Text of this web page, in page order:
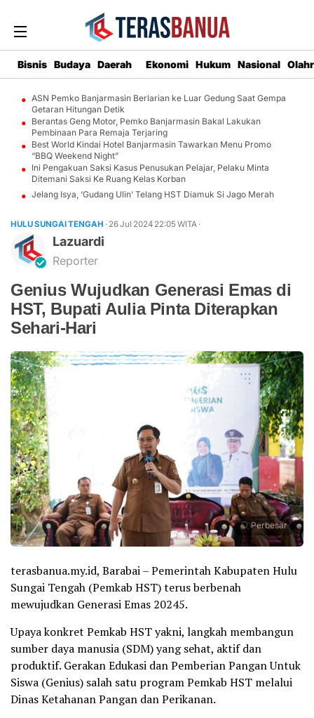
Bisnis Budaya Daerah Ekonomi Hukum Nasional
ASN Pemko Banjarmasin Berlarian ke Luar Gedung Saat Gempa
Getaran Hitungan Detik
Berantas Geng Motor, Pemko Banjarmasin Bakal Lakukan
Pembinaan Para Remaja Terjaring
Best World Kindai Hotel Banjarmasin Tawarkan Menu Promo
“BBQ Weekend Night”
Ini Pengakuan Saksi Kasus Penusukan Pelajar, Pelaku Minta
Ditemani Saksi Ke Ruang Kelas Korban
Jelang Isya, ‘Gudang Ulin’ Telang HST Diamuk Si Jago Merah
HULU SUNGAI TENGAH · 26 Jul 2024 22:05 WITA ·
Lazuardi
Reporter
Genius Wujudkan Generasi Emas di
HST, Bupati Aulia Pinta Diterapkan
Sehari-Hari
Perbesar
terasbanua.my.id, Barabai – Pemerintah Kabupaten Hulu
Sungai Tengah (Pemkab HST) terus berbenah
mewujudkan Generasi Emas 20245.
Upaya konkret Pemkab HST yakni, langkah membangun
sumber daya manusia (SDM) yang sehat, aktif dan
produktif. Gerakan Edukasi dan Pemberian Pangan Untuk
Siswa (Genius) salah satu program Pemkab HST melalui
Dinas Ketahanan Pangan dan Perikanan.